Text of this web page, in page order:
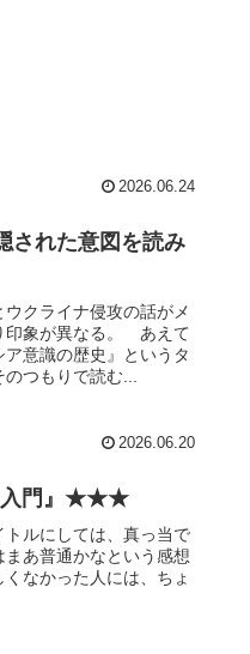
2026.06.24
された意図を読み
クライナ侵攻の話がメ
印象が異なる。 あえて
意識の歴史』というタ
つもりで読む...
2026.06.20
入門』★★★
ルにしては、真っ当で
あ普通かなという感想
なかった人には、ちょ